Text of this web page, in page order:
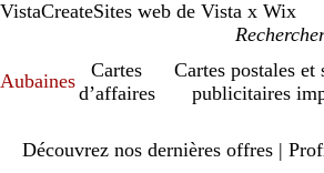
VistaCreateSites web de Vista x Wix
Aubaines
Cartes
d’affaires
Cartes postales et
publicitaires
Découvrez nos dernières offres |